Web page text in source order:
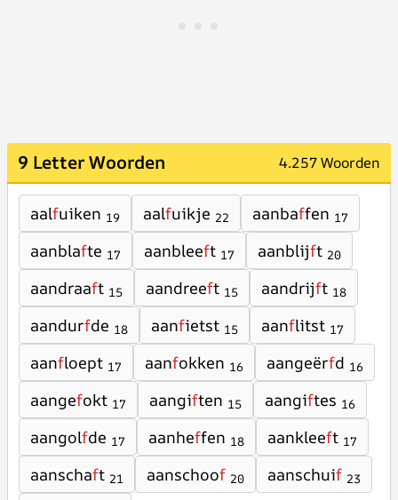
9 Letter Woorden 4.257 Woorden
aalfuiken 19 aalfuikje 22 aanbaffen 17
aanblafte 17 aanbleeft 17 aanblijft 20
aandraaft 15 aandreeft 15 aandrijft 18
aandurfde 18 aanfietst 15 aanflitst 17
aanfloept 17 aanfokken 16 aangeërfd 16
aangefokt 17 aangiften 15 aangiftes 16
aangolfde 17 aanheffen 18 aankleeft 17
aanschaft 21 aanschoof 20 aanschuif 23